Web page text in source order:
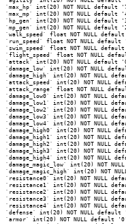
`max_hp` int(20) NOT NULL default
`max_mp` int(20) NOT NULL default
`hp_gen` int(20) NOT NULL default
`mp_gen` int(20) NOT NULL default
`walk_speed` float NOT NULL
`run_speed` float NOT NULL default
`swim_speed` float NOT NULL
`flight_speed` float NOT NULL
`attack` int(20) NOT NULL default
`damage_low` int(20) NOT NULL
`damage_high` int(20) NOT NULL
`attack_speed` int(20) NOT NULL
`attack_range` float NOT NULL
`damage_low0` int(20) NOT NULL
`damage_low1` int(20) NOT NULL
`damage_low2` int(20) NOT NULL
`damage_low3` int(20) NOT NULL
`damage_low4` int(20) NOT NULL
`damage_high0` int(20) NOT NULL
`damage_high1` int(20) NOT NULL
`damage_high2` int(20) NOT NULL
`damage_high3` int(20) NOT NULL
`damage_high4` int(20) NOT NULL
`damage_magic_low` int(20) NOT
`damage_magic_high` int(20) NOT
`resistance0` int(20) NOT NULL
`resistance1` int(20) NOT NULL
`resistance2` int(20) NOT NULL
`resistance3` int(20) NOT NULL
`resistance4` int(20) NOT NULL
`defense` int(20) NOT NULL default
`armor` int(20) NOT NULL default